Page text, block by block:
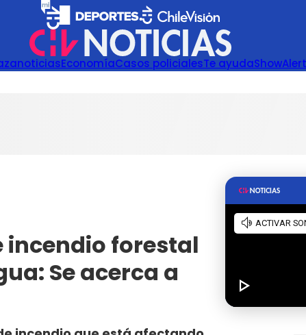
EconomíaCasos policialesTe ayudaShow
forestal
Se acerca a